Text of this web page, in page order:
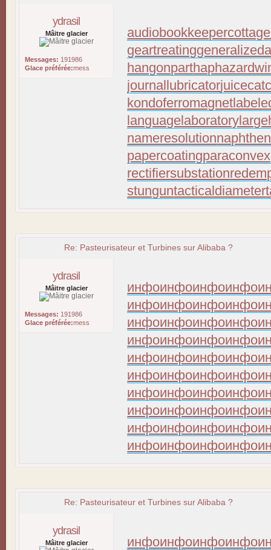
ydrasil
Mâitre glacier
Messages: 191986
Glace préférée:mess
audiobookkeeper
geartreating
hangonpart
journallubricator
kondoferromagnet
languagelaboratory
nameresolution
papercoating
rectifiersubstation
stunguntacticaldiameter
Re: Pasteurisateur et Turbines sur Alibaba ?
ydrasil
Mâitre glacier
Messages: 191986
Glace préférée:mess
инфоинфоинфоинфо
инфоинфоинфоинфо
инфоинфоинфоинфо
инфоинфоинфоинфо
инфоинфоинфоинфо
инфоинфоинфоинфо
инфоинфоинфоинфо
инфоинфоинфоинфо
инфоинфоинфоинфо
инфоинфоинфоинфо
Re: Pasteurisateur et Turbines sur Alibaba ?
ydrasil
Mâitre glacier инфоинфоинфоинфо